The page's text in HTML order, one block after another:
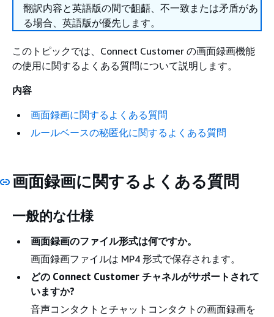
翻訳内容と英語版の間で齟齬、不一致または矛盾があ
る場合、英語版が優先します。
このトピックでは、Connect Customer の画面録画機能
の使用に関するよくある質問について説明します。
内容
画面録画に関するよくある質問
ルールベースの秘匿化に関するよくある質問
画面録画に関するよくある質問
一般的な仕様
画面録画のファイル形式は何ですか。
画面録画ファイルは MP4 形式で保存されます。
どの Connect Customer チャネルがサポートされて
いますか?
音声コンタクトとチャットコンタクトの画面録画を